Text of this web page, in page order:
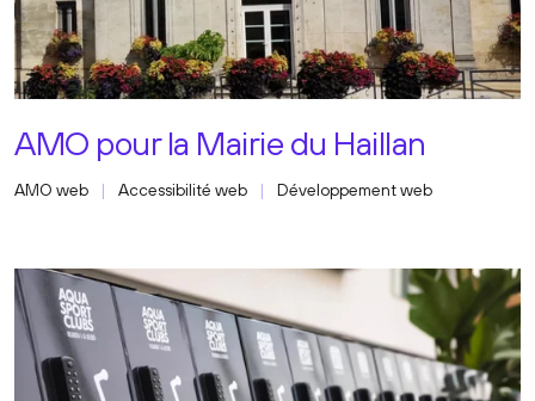
AMO pour la Mairie du Haillan
AMO web Accessibilité web Développement web